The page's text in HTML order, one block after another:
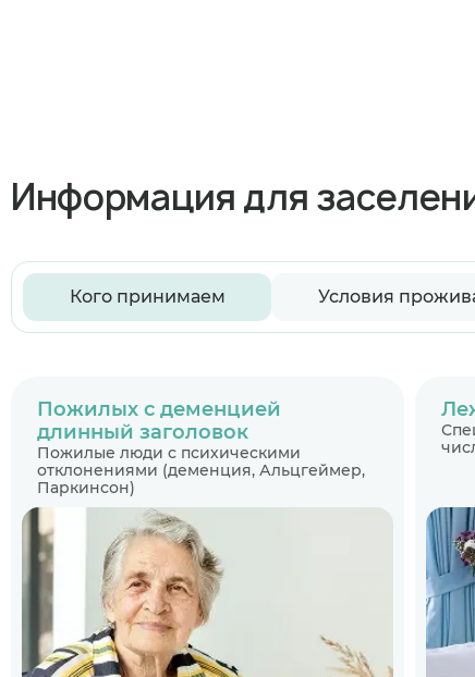
Информация для
Кого принимаем Условия
Пожилых с деменцией
длинный заголовок
Пожилые люди с психическими
отклонениями (деменция, Альцгеймер,
Паркинсон)